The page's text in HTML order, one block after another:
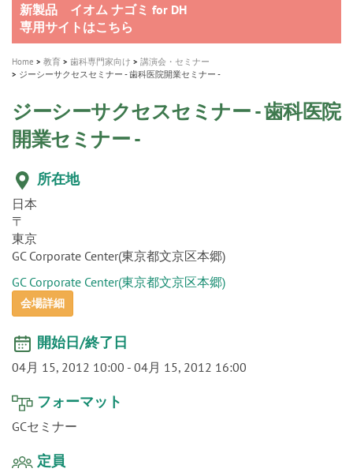
A healthy smile greatly contributes to your quality of life
新発売 エバーエックス フロー
製品の詳細情報はこちら
「セラスマート テクノロジーブック」公開
「イニシャル LiSi（リジ）ブロック テクノロジーブッ
ク」公開
歯を内部まで白くする
医療ホワイトニング ティオン®
新製品 イオム ナゴミ for DH
専用サイトはこちら
新製品バキュクレーブ 118 / 318 Prime
製品の詳細情報はこちら
インプラント Aadva®
ショートインプラント新発売
GCグループ企業
Home 教育 歯科専門家向け
講演会・セミナー
ジーシーサクセスセミナー - 歯科医院開業セミナー -
ジーシーサクセスセミナー - 歯科医院
開業セミナー -
所在地
日本
〒
東京
GC Corporate Center(東京都文京区本郷)
GC Corporate Center(東京都文京区本郷)
会場詳細
開始日/終了日
04月 15, 2012 10:00 - 04月 15, 2012 16:00
フォーマット
GCセミナー
定員